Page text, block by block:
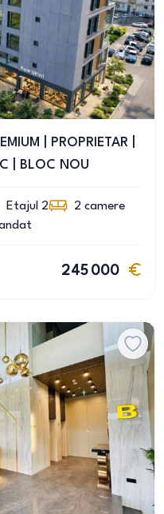
| PROPRIETAR |
| BLOC NOU
Etajul 2 2 camere
245 000